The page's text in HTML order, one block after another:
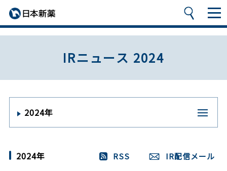
IRニュース 2024
2024年
2024年 RSS IR配信メール